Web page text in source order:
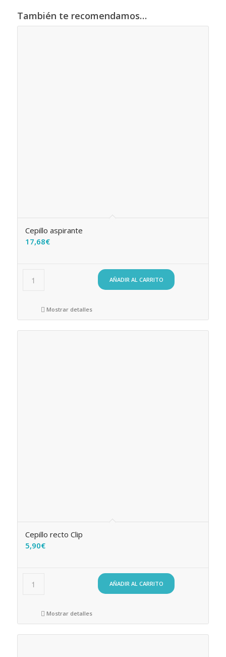
También te recomendamos…
Cepillo aspirante
17,68€
AÑADIR AL CARRITO
Mostrar detalles
Cepillo recto Clip
5,90€
AÑADIR AL CARRITO
Mostrar detalles